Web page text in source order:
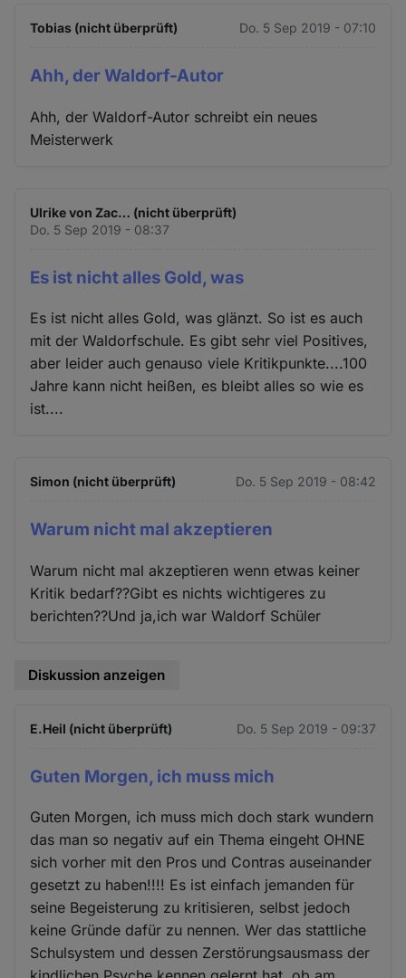
Tobias (nicht überprüft) Do. 5 Sep 2019 - 07:10
Ahh, der Waldorf-Autor
Ahh, der Waldorf-Autor schreibt ein neues
Meisterwerk
Ulrike von Zac… (nicht überprüft)
Do. 5 Sep 2019 - 08:37
Es ist nicht alles Gold, was
Es ist nicht alles Gold, was glänzt. So ist es auch
mit der Waldorfschule. Es gibt sehr viel Positives,
aber leider auch genauso viele Kritikpunkte....100
Jahre kann nicht heißen, es bleibt alles so wie es
ist....
Simon (nicht überprüft) Do. 5 Sep 2019 - 08:42
Warum nicht mal akzeptieren
Warum nicht mal akzeptieren wenn etwas keiner
Kritik bedarf??Gibt es nichts wichtigeres zu
berichten??Und ja,ich war Waldorf Schüler
Diskussion anzeigen
E.Heil (nicht überprüft) Do. 5 Sep 2019 - 09:37
Guten Morgen, ich muss mich
Guten Morgen, ich muss mich doch stark wundern
das man so negativ auf ein Thema eingeht OHNE
sich vorher mit den Pros und Contras auseinander
gesetzt zu haben!!!! Es ist einfach jemanden für
seine Begeisterung zu kritisieren, selbst jedoch
keine Gründe dafür zu nennen. Wer das stattliche
Schulsystem und dessen Zerstörungsausmass der